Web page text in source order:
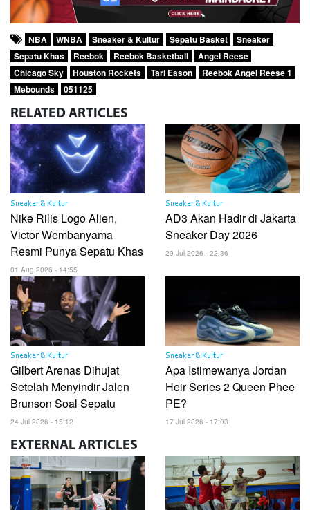
NBA WNBA Sneaker & Kultur Sepatu Basket
Sneaker
Sepatu Khas
Reebok Reebok Basketball
Angel Reese
Chicago Sky
Houston Rockets Tari Eason
Reebok Angel Reese 1
Mebounds
051125
RELATED ARTICLES
Sneaker & Kultur
Nike Rilis Logo Alien,
Victor Wembanyama
Resmi Punya Sepatu Khas
01 Aug 2026 - 14:55
Sneaker & Kultur
AD3 Akan Hadir di Jakarta
Sneaker Day 2026
29 Jul 2026 - 22:36
Sneaker & Kultur
Gilbert Arenas Dihujat
Setelah Menyindir Jalen
Brunson Soal Sepatu
24 Jul 2026 - 15:12
Sneaker & Kultur
Apa Istimewanya Jordan
Heir Series 2 Queen Phee
PE?
17 Jul 2026 - 17:03
EXTERNAL ARTICLES